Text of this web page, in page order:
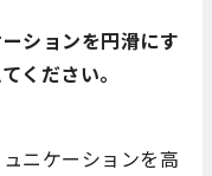
ションを円滑にす
ください。
ニケーションを高